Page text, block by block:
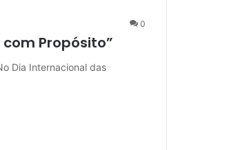
0
Propósito”
Dia Internacional das